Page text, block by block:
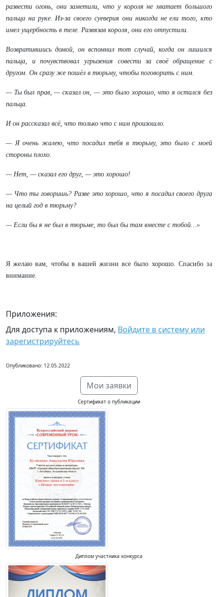
развести огонь, они заметили, что у короля не хватает большого
пальца на руке. Из-за своего суеверия они никогда не ели того, кто
имел ущербность в теле. Развязав короля, они его отпустили.
Возвратившись домой, он вспомнил тот случай, когда он лишился
пальца, и почувствовал угрызения совести за своё обращение с
другом. Он сразу же пошёл в тюрьму, чтобы поговорить с ним.
— Ты был прав, — сказал он, — это было хорошо, что я остался без
пальца.
И он рассказал всё, что только что с ним произошло.
— Я очень жалею, что посадил тебя в тюрьму, это было с моей
стороны плохо.
— Нет, — сказал его друг, — это хорошо!
— Что ты говоришь? Разве это хорошо, что я посадил своего друга
на целый год в тюрьму?
— Если бы я не был в тюрьме, то был бы там вместе с тобой…»
Я желаю вам, чтобы в вашей жизни все было хорошо. Спасибо за
внимание.
Приложения:
Для доступа к приложениям, Войдите в систему или
зарегистрируйтесь
Опубликовано: 12.05.2022
Мои заявки
Сертификат о публикации
Диплом участника конкурса